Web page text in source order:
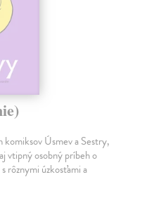
komiksov Úsmev a Sestry,
vtipný osobný príbeh o
rôznymi úzkosťami a